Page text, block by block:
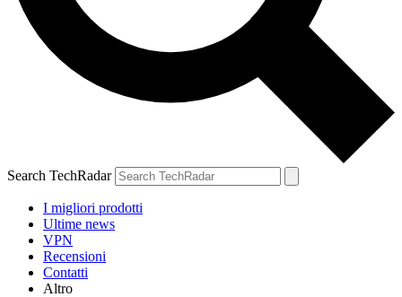
Search TechRadar
I migliori prodotti
Ultime news
VPN
Recensioni
Contatti
Altro